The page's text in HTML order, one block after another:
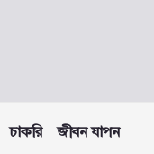
চাকরি জীবন যাপন